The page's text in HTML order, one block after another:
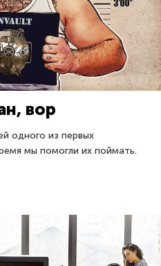
вор
одного из первых
мы помогли их поймать.